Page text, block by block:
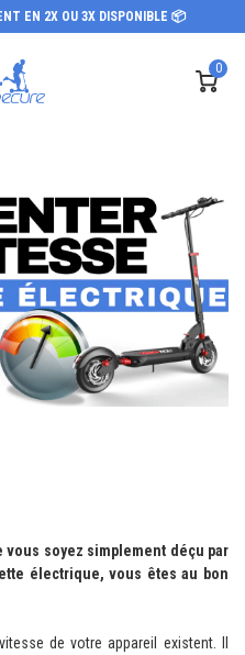
EN 2X OU 3X DISPONIBLE 📦
0
soyez simplement déçu par
électrique, vous êtes au bon
de votre appareil existent. Il